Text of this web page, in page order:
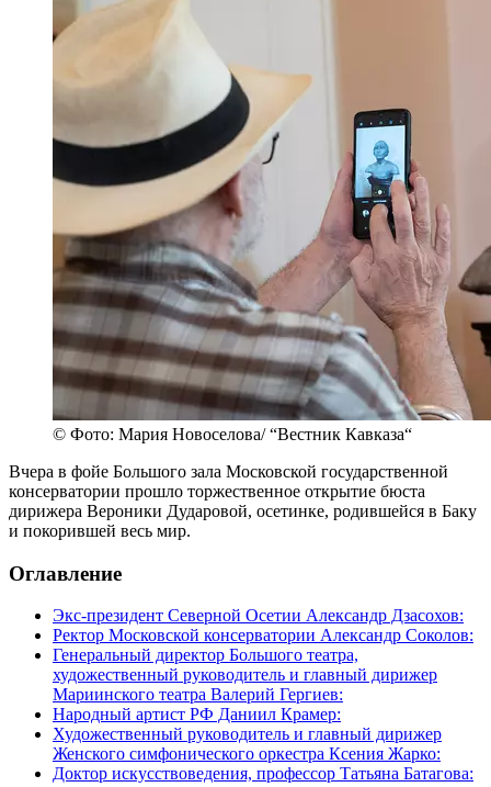
© Фото: Мария Новоселова/ “Вестник Кавказа“
Вчера в фойе Большого зала Московской государственной
консерватории прошло торжественное открытие бюста
дирижера Вероники Дударовой, осетинке, родившейся в Баку
и покорившей весь мир.
Оглавление
Экс-президент Северной Осетии Александр Дзасохов:
Ректор Московской консерватории Александр Соколов:
Генеральный директор Большого театра,
художественный руководитель и главный дирижер
Мариинского театра Валерий Гергиев:
Народный артист РФ Даниил Крамер:
Художественный руководитель и главный дирижер
Женского симфонического оркестра Ксения Жарко:
Доктор искусствоведения, профессор Татьяна Батагова: